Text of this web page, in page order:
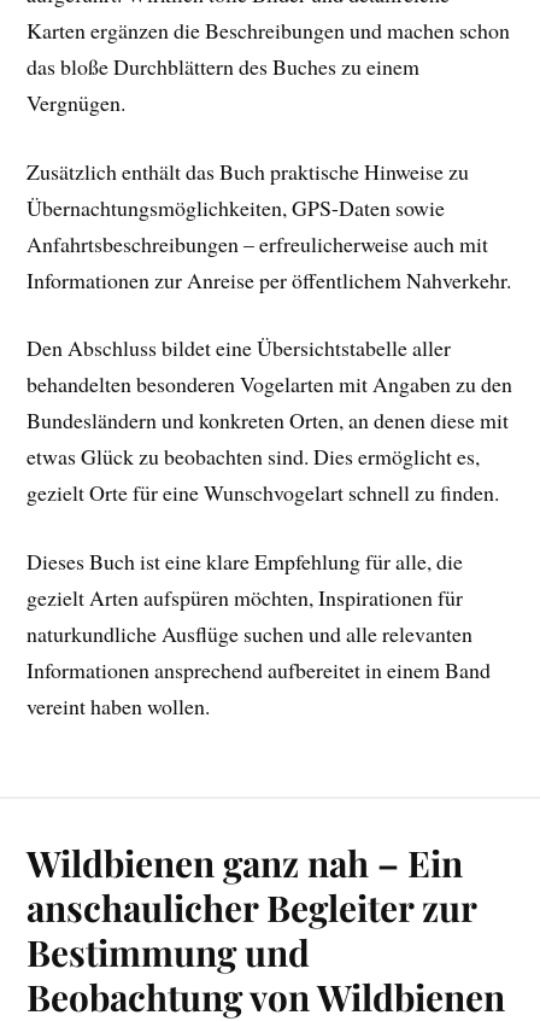
Karten ergänzen die Beschreibungen und machen schon
das bloße Durchblättern des Buches zu einem
Vergnügen.
Zusätzlich enthält das Buch praktische Hinweise zu
Übernachtungsmöglichkeiten, GPS-Daten sowie
Anfahrtsbeschreibungen – erfreulicherweise auch mit
Informationen zur Anreise per öffentlichem Nahverkehr.
Den Abschluss bildet eine Übersichtstabelle aller
behandelten besonderen Vogelarten mit Angaben zu den
Bundesländern und konkreten Orten, an denen diese mit
etwas Glück zu beobachten sind. Dies ermöglicht es,
gezielt Orte für eine Wunschvogelart schnell zu finden.
Dieses Buch ist eine klare Empfehlung für alle, die
gezielt Arten aufspüren möchten, Inspirationen für
naturkundliche Ausflüge suchen und alle relevanten
Informationen ansprechend aufbereitet in einem Band
vereint haben wollen.
Wildbienen ganz nah – Ein
anschaulicher Begleiter zur
Bestimmung und
Beobachtung von Wildbienen